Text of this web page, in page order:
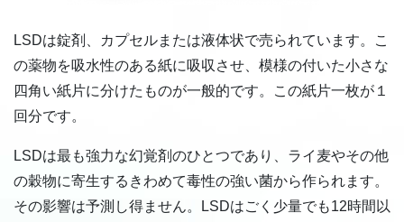
LSDは錠剤、カプセルまたは液体状で売られています。こ
の薬物を吸水性のある紙に吸収させ、模様の付いた小さな
四角い紙片に分けたものが一般的です。この紙片一枚が１
回分です。
LSDは最も強力な幻覚剤のひとつであり、ライ麦やその他
の穀物に寄生するきわめて毒性の強い菌から作られます。
その影響は予測し得ません。LSDはごく少量でも12時間以